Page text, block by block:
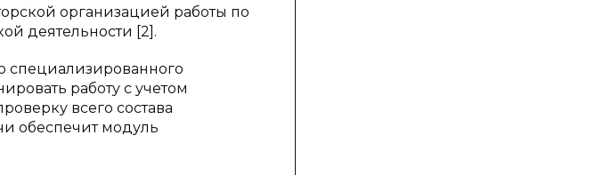
организацией работы по
деятельности [2].
специализированного
работу с учетом
всего состава
обеспечит модуль